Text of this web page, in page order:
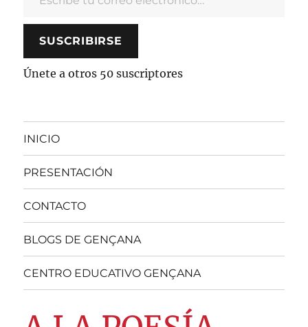
SUSCRIBIRSE
Únete a otros 50 suscriptores
INICIO
PRESENTACIÓN
CONTACTO
BLOGS DE GENÇANA
CENTRO EDUCATIVO GENÇANA